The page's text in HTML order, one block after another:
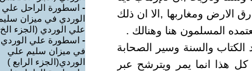
الارض ومغاربها ,الا ان ذلك
المسلمون هنا وهنالك .
والسنة وسير الصحابة
كل هذا انما يمر ويترشح عبر
- اسطورة الراحل علي
الوردي في ميزان
علي الوردي (الجزء
- اسطورة علي الوردي
في ميزان سليم علي
الوردي(الجزء الرابع )